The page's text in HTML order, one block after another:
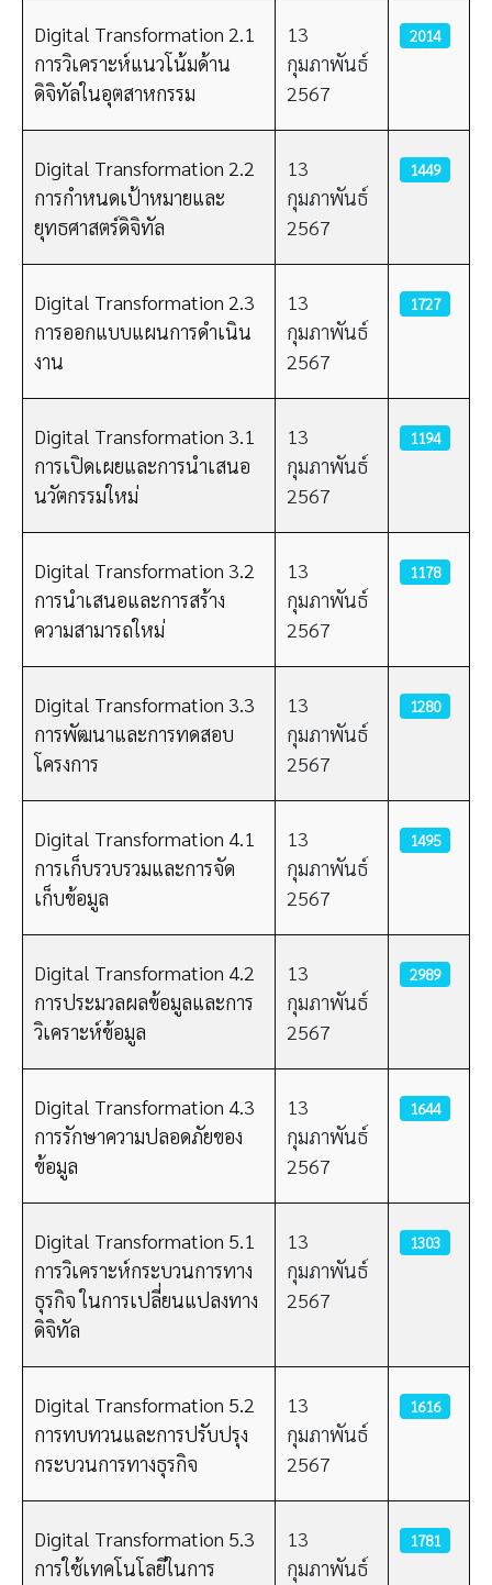
Digital Transformation 2.1
การวิเคราะห์แนวโน้มด้าน
ดิจิทัลในอุตสาหกรรม
13
กุมภาพันธ์
2567
2014
Digital Transformation 2.2
การกำหนดเป้าหมายและ
ยุทธศาสตร์ดิจิทัล
13
กุมภาพันธ์
2567
1449
Digital Transformation 2.3
การออกแบบแผนการดำเนิน
งาน
13
กุมภาพันธ์
2567
1727
Digital Transformation 3.1
การเปิดเผยและการนำเสนอ
นวัตกรรมใหม่
13
กุมภาพันธ์
2567
1194
Digital Transformation 3.2
การนำเสนอและการสร้าง
ความสามารถใหม่
13
กุมภาพันธ์
2567
1178
Digital Transformation 3.3
การพัฒนาและการทดสอบ
โครงการ
13
กุมภาพันธ์
2567
1280
Digital Transformation 4.1
การเก็บรวบรวมและการจัด
เก็บข้อมูล
13
กุมภาพันธ์
2567
1495
Digital Transformation 4.2
การประมวลผลข้อมูลและการ
วิเคราะห์ข้อมูล
13
กุมภาพันธ์
2567
2989
Digital Transformation 4.3
การรักษาความปลอดภัยของ
ข้อมูล
13
กุมภาพันธ์
2567
1644
Digital Transformation 5.1
การวิเคราะห์กระบวนการทาง
ธุรกิจ ในการเปลี่ยนแปลงทาง
ดิจิทัล
13
กุมภาพันธ์
2567
1303
Digital Transformation 5.2
การทบทวนและการปรับปรุง
กระบวนการทางธุรกิจ
13
กุมภาพันธ์
2567
1616
Digital Transformation 5.3
การใช้เทคโนโลยีในการ
13
กุมภาพันธ์
1781